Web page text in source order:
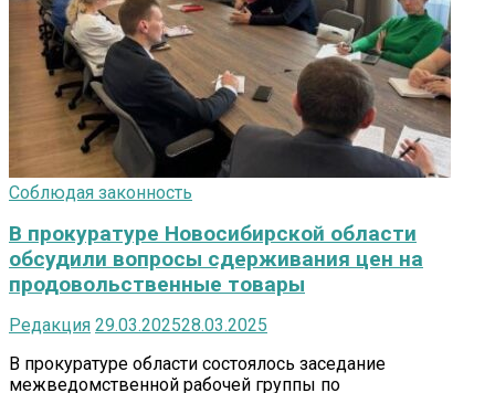
Соблюдая законность
В прокуратуре Новосибирской области
обсудили вопросы сдерживания цен на
продовольственные товары
Редакция 29.03.202528.03.2025
В прокуратуре области состоялось заседание
межведомственной рабочей группы по